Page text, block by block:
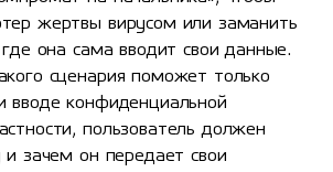
жертвы вирусом или заманить
она сама вводит свои данные.
сценария поможет только
вводе конфиденциальной
пользователь должен
и зачем он передает свои